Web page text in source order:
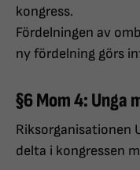
kongress.
Fördelningen av
ny fördelning görs
§6 Mom 4: Unga
Riksorganisationen
delta i kongressen